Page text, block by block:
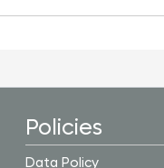
Policies
Data Policy